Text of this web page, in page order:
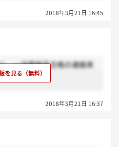
2018年3月21日 16:45
、一次面接不合格の連絡来
2018年3月21日 16:37